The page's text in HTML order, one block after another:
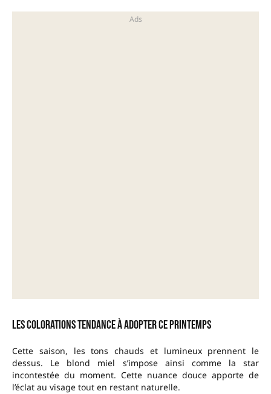
Les colorations tendance à adopter ce printemps
Cette saison, les tons chauds et lumineux prennent le
dessus. Le blond miel s’impose ainsi comme la star
incontestée du moment. Cette nuance douce apporte de
l’éclat au visage tout en restant naturelle.